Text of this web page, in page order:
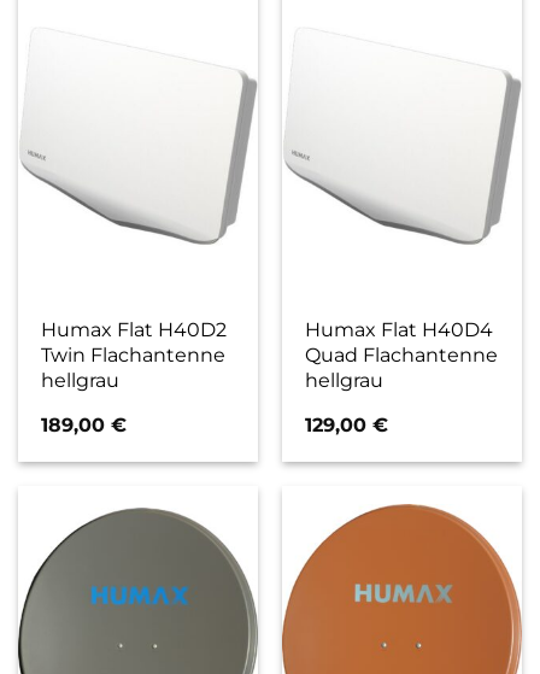
Humax Flat H40D2
Twin Flachantenne
hellgrau
189,00€
Humax Flat H40D4
Quad Flachantenne
hellgrau
129,00€